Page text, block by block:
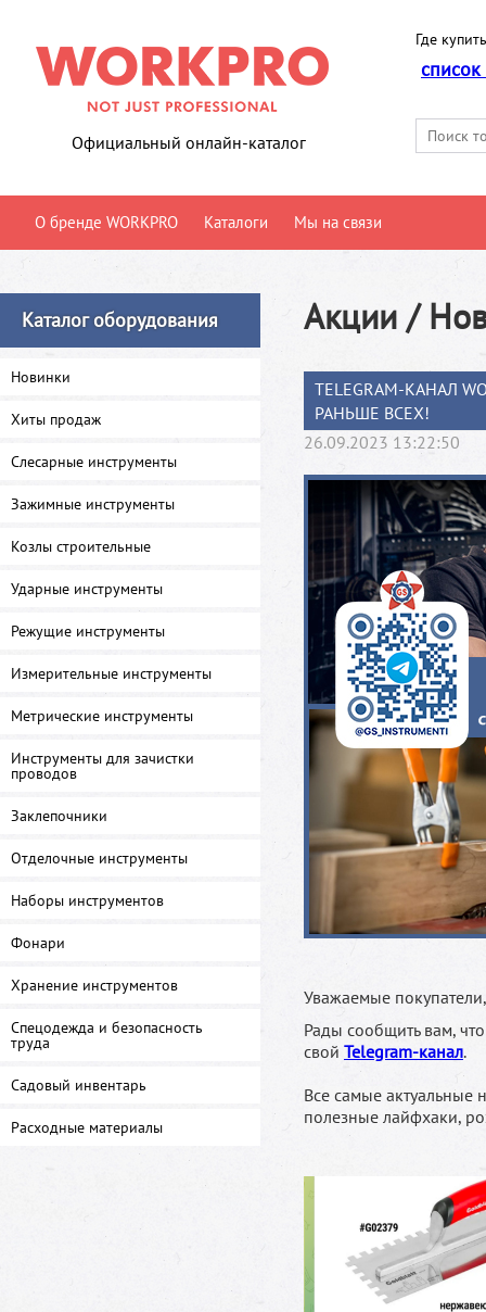
Официальный онлайн-каталог
Где
О бренде WORKPRO Каталоги Мы на связи
Каталог оборудования
Новинки
Хиты продаж
Слесарные инструменты
Зажимные инструменты
Козлы строительные
Ударные инструменты
Режущие инструменты
Измерительные инструменты
Метрические инструменты
Инструменты для зачистки
проводов
Заклепочники
Отделочные инструменты
Наборы инструментов
Фонари
Хранение инструментов
Спецодежда и безопасность
труда
Садовый инвентарь
Расходные материалы
Акции /
TELEGRAM-КАНАЛ
РАНЬШЕ ВСЕХ!
26.09.2023 13:22:50
Уважаемые покупатели,
Рады сообщить вам,
свой Telegram-канал.
Все самые
полезные лайфхаки,